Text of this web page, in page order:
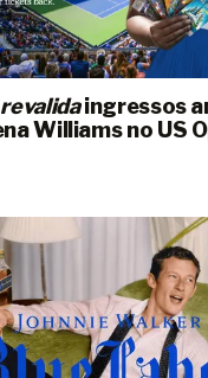
revalidaingressos
Williams no US